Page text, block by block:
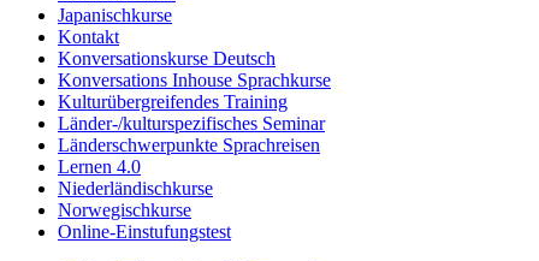
Japanischkurse
Kontakt
Konversationskurse Deutsch
Konversations Inhouse Sprachkurse
Kulturübergreifendes Training
Länder-/kulturspezifisches Seminar
Länderschwerpunkte Sprachreisen
Lernen 4.0
Niederländischkurse
Norwegischkurse
Online-Einstufungstest